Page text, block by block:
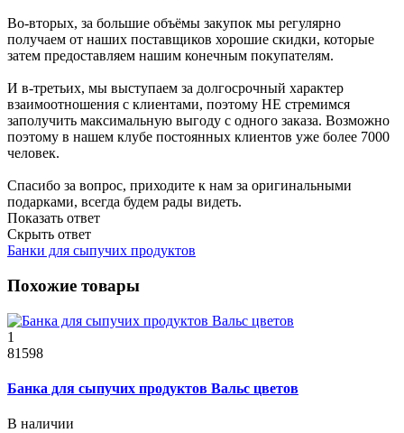
Во-вторых, за большие объёмы закупок мы регулярно
получаем от наших поставщиков хорошие скидки, которые
затем предоставляем нашим конечным покупателям.
И в-третьих, мы выступаем за долгосрочный характер
взаимоотношения с клиентами, поэтому НЕ стремимся
заполучить максимальную выгоду с одного заказа. Возможно
поэтому в нашем клубе постоянных клиентов уже более 7000
человек.
Спасибо за вопрос, приходите к нам за оригинальными
подарками, всегда будем рады видеть.
Показать ответ
Скрыть ответ
Банки для сыпучих продуктов
Похожие товары
1
81598
Банка для сыпучих продуктов Вальс цветов
В наличии